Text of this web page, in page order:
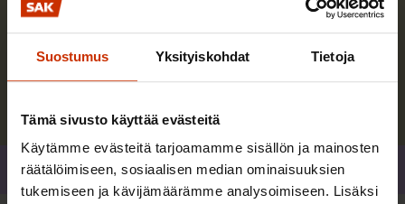
Suostumus Yksityiskohdat Tietoja
Tämä sivusto käyttää evästeitä
Käytämme evästeitä tarjoamamme sisällön ja mainosten
räätälöimiseen, sosiaalisen median ominaisuuksien
tukemiseen ja kävijämäärämme analysoimiseen. Lisäksi
Lue lisää kirjoittajasta
Jaa